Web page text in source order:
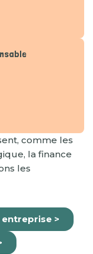
comme les
la finance
les
>